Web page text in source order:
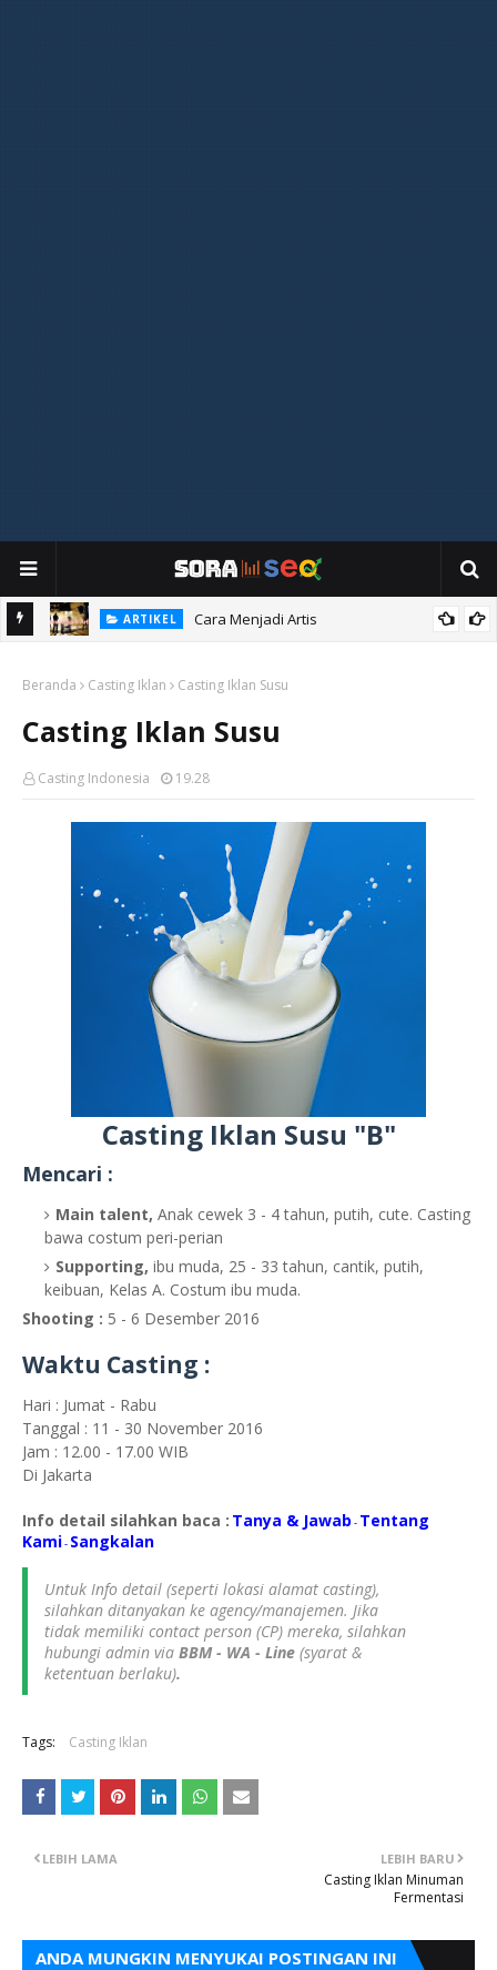
ARTIKEL
Beranda Casting Iklan Casting Iklan Susu
Casting Iklan Susu
Casting Indonesia 19.28
Casting Iklan Susu "B"
Mencari :
Main talent, Anak cewek 3 - 4 tahun, putih, cute. Casting
bawa costum peri-perian
Supporting, ibu muda, 25 - 33 tahun, cantik, putih,
keibuan, Kelas A. Costum ibu muda.
Shooting : 5 - 6 Desember 2016
Waktu Casting :
Hari : Jumat - Rabu
Tanggal : 11 - 30 November 2016
Jam : 12.00 - 17.00 WIB
Di Jakarta
Info detail silahkan baca : Tanya & Jawab - Tentang
Kami - Sangkalan
Untuk Info detail (seperti lokasi alamat casting),
silahkan ditanyakan ke agency/manajemen. Jika
tidak memiliki contact person (CP) mereka, silahkan
hubungi admin via BBM - WA - Line (syarat &
ketentuan berlaku).
Tags: Casting Iklan
LEBIH BARU
Casting Iklan Minuman
Fermentasi
LEBIH LAMA
ANDA MUNGKIN MENYUKAI POSTINGAN INI